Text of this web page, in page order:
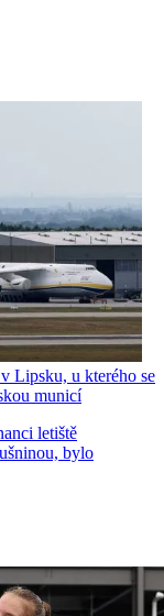
Lipsku, u kterého se
municí
letiště
bylo